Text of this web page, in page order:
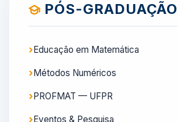
PÓS-GRADUAÇÃO
Educação em Matemática
Métodos Numéricos
PROFMAT — UFPR
Eventos & Pesquisa